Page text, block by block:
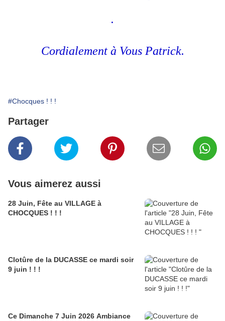
.
Cordialement à Vous Patrick.
#Chocques ! ! !
Partager
Vous aimerez aussi
28 Juin, Fête au VILLAGE à
CHOCQUES ! ! !
Clotûre de la DUCASSE ce mardi soir
9 juin ! ! !
Ce Dimanche 7 Juin 2026 Ambiance